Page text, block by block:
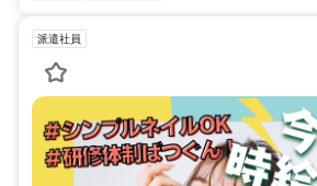
派遣社員